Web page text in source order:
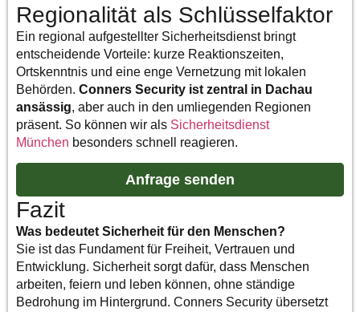
Regionalität als Schlüsselfaktor
Ein regional aufgestellter Sicherheitsdienst bringt
entscheidende Vorteile: kurze Reaktionszeiten,
Ortskenntnis und eine enge Vernetzung mit lokalen
Behörden. Conners Security ist zentral in Dachau
ansässig, aber auch in den umliegenden Regionen
präsent. So können wir als Sicherheitsdienst
München besonders schnell reagieren.
Anfrage senden
Fazit
Was bedeutet Sicherheit für den Menschen?
Sie ist das Fundament für Freiheit, Vertrauen und
Entwicklung. Sicherheit sorgt dafür, dass Menschen
arbeiten, feiern und leben können, ohne ständige
Bedrohung im Hintergrund. Conners Security übersetzt